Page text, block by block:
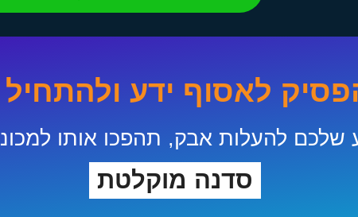
לאסוף ידע ולהתחיל
שלכם להעלות אבק, תהפכו אותו
סדנה מוקלטת